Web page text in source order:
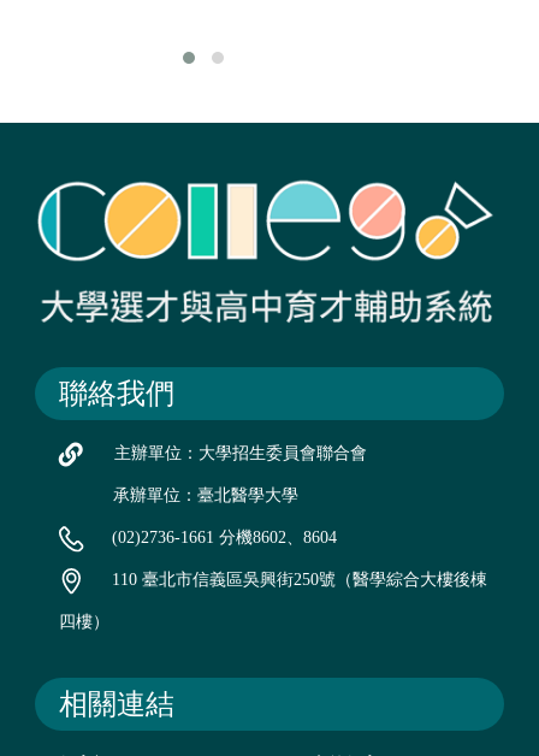
聯絡我們
主辦單位：大學招生委員會聯合會
承辦單位：臺北醫學大學
(02)2736-1661 分機8602、8604
110 臺北市信義區吳興街250號（醫學綜合大樓後棟
四樓）
相關連結